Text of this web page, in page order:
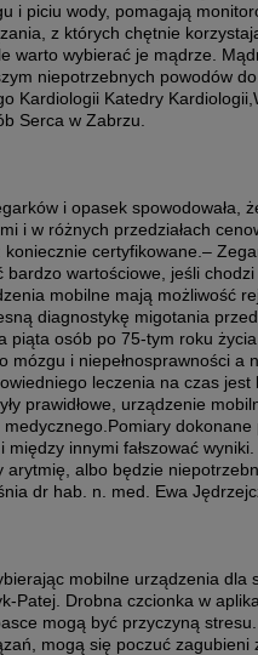
i piciu wody, pomagają
z których chętnie
warto wybierać je mądrze.
niepotrzebnych powodów
Kardiologii Katedry
Serca w Zabrzu.
i opasek spowodowała,
i w różnych przedziałach
certyfikowane.–
wartościowe, jeśli
mobilne mają możliwość
diagnostykę migotania
piąta osób po 75-tym roku
i niepełnosprawności a
leczenia na czas
prawidłowe, urządzenie
dokonane
innymi fałszować
albo będzie
dr hab. n. med. Ewa
mobilne urządzenia dla
Patej. Drobna czcionka w
mogą być przyczyną
mogą się poczuć zagubieni